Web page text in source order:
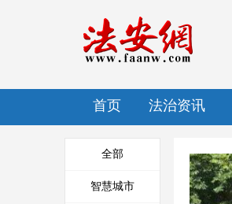
首页 法治资讯
全部
智慧城市